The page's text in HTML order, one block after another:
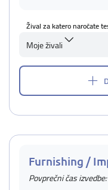
Žival za katero naročate
Moje živali
Furnishing /
Povprečni čas